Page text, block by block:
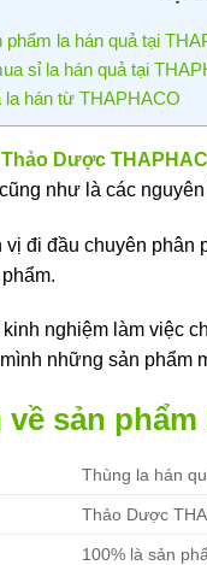
phẩm la hán quả tại
sỉ la hán quả tại
la hán từ THAPHACO
Dược
như là các
đi đầu chuyên phân
nghiệm làm việc
những sản phẩm
sản phẩm
Thùng la hán
Thảo Dược
100% là sản